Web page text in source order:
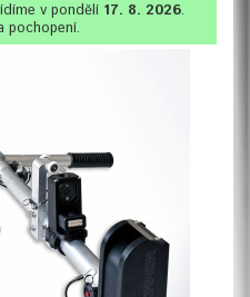
v pondělí 17. 8. 2026.
pochopení.